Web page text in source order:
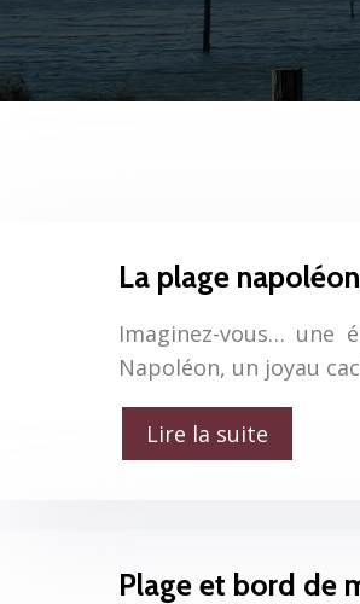
La plage
Imaginez-vous… une
Napoléon, un joyau
Lire la suite
Plage et bord de